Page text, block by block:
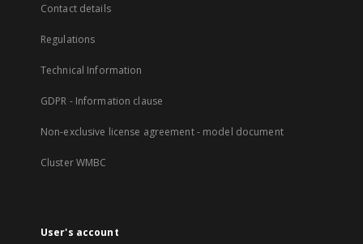
Contact details
Regulations
Technical Information
GDPR - Information clause
Non-exclusive license agreement - model document
Cluster WMBC
User's account